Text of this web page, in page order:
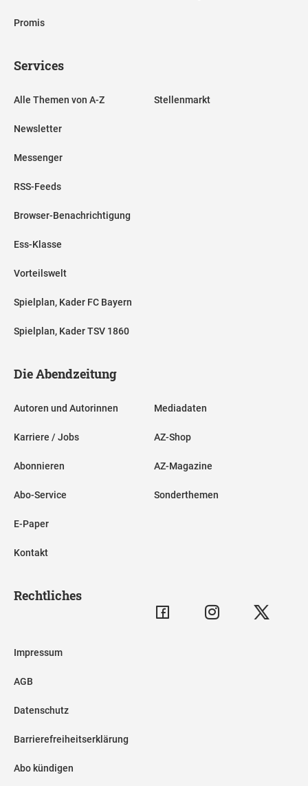
Promis
Services
Alle Themen von A-Z
Newsletter
Messenger
RSS-Feeds
Browser-Benachrichtigung
Ess-Klasse
Vorteilswelt
Spielplan, Kader FC Bayern
Spielplan, Kader TSV 1860
Stellenmarkt
Die Abendzeitung
Autoren und Autorinnen
Karriere / Jobs
Abonnieren
Abo-Service
E-Paper
Kontakt
Mediadaten
AZ-Shop
AZ-Magazine
Sonderthemen
Rechtliches
Impressum
AGB
Datenschutz
Barrierefreiheitserklärung
Abo kündigen